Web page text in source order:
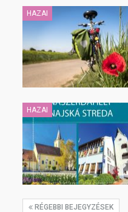
HAZAI
HAZAI
RÉGEBBI BEJEGYZÉSEK